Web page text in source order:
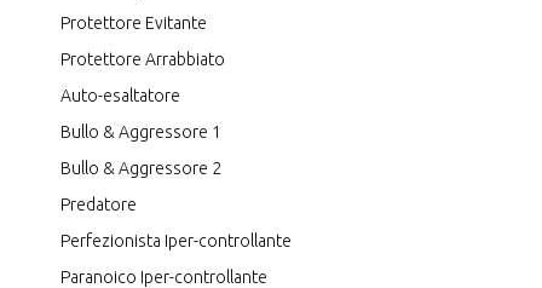
Protettore Evitante
Protettore Arrabbiato
Auto-esaltatore
Bullo & Aggressore 1
Bullo & Aggressore 2
Predatore
Perfezionista Iper-controllante
Paranoico Iper-controllante